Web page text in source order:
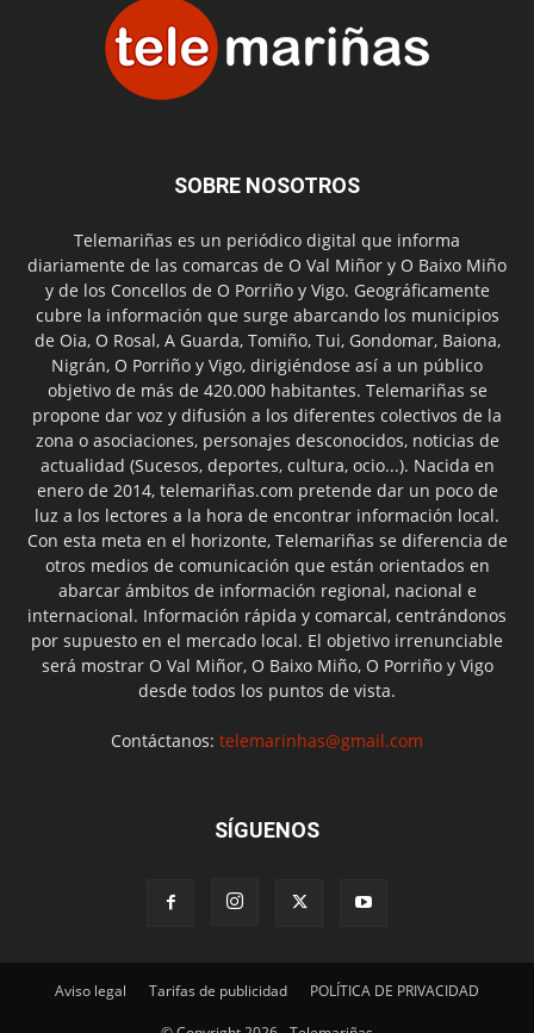
SOBRE NOSOTROS
Telemariñas es un periódico digital que informa
diariamente de las comarcas de O Val Miñor y O Baixo Miño
y de los Concellos de O Porriño y Vigo. Geográficamente
cubre la información que surge abarcando los municipios
de Oia, O Rosal, A Guarda, Tomiño, Tui, Gondomar, Baiona,
Nigrán, O Porriño y Vigo, dirigiéndose así a un público
objetivo de más de 420.000 habitantes. Telemariñas se
propone dar voz y difusión a los diferentes colectivos de la
zona o asociaciones, personajes desconocidos, noticias de
actualidad (Sucesos, deportes, cultura, ocio...). Nacida en
enero de 2014, telemariñas.com pretende dar un poco de
luz a los lectores a la hora de encontrar información local.
Con esta meta en el horizonte, Telemariñas se diferencia de
otros medios de comunicación que están orientados en
abarcar ámbitos de información regional, nacional e
internacional. Información rápida y comarcal, centrándonos
por supuesto en el mercado local. El objetivo irrenunciable
será mostrar O Val Miñor, O Baixo Miño, O Porriño y Vigo
desde todos los puntos de vista.
Contáctanos: telemarinhas@gmail.com
SÍGUENOS
Aviso legal Tarifas de publicidad POLÍTICA DE PRIVACIDAD